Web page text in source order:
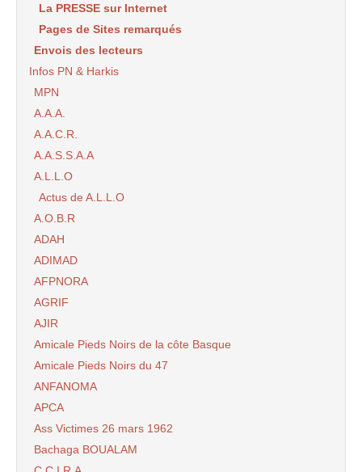
La PRESSE sur Internet
Pages de Sites remarqués
Envois des lecteurs
Infos PN & Harkis
MPN
A.A.A.
A.A.C.R.
A.A.S.S.A.A
A.L.L.O
Actus de A.L.L.O
A.O.B.R
ADAH
ADIMAD
AFPNORA
AGRIF
AJIR
Amicale Pieds Noirs de la côte Basque
Amicale Pieds Noirs du 47
ANFANOMA
APCA
Ass Victimes 26 mars 1962
Bachaga BOUALAM